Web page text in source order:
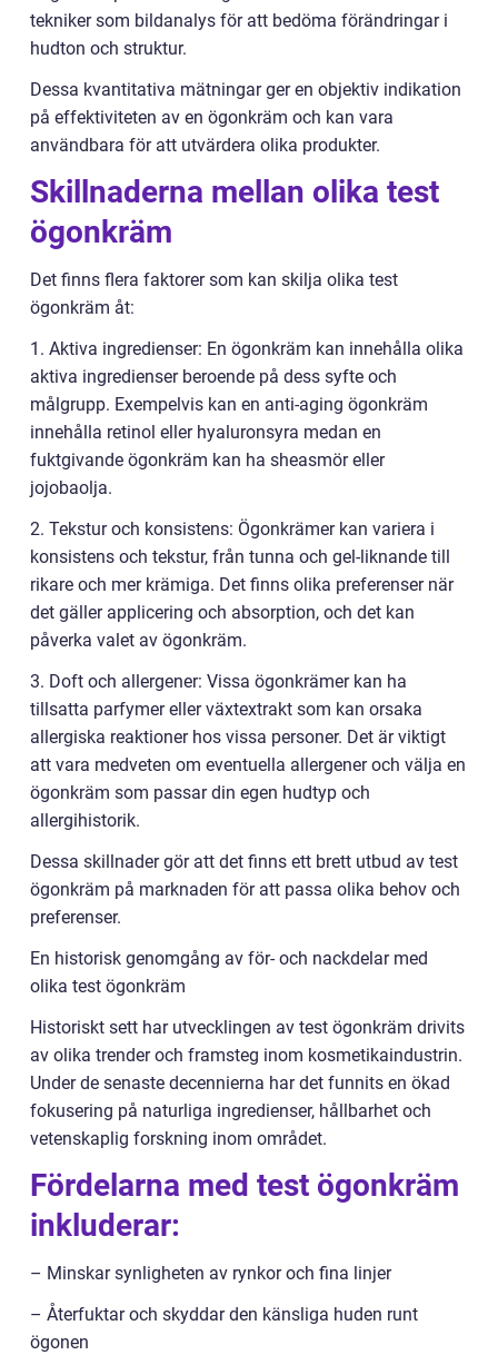
tekniker som bildanalys för att bedöma förändringar i
hudton och struktur.
Dessa kvantitativa mätningar ger en objektiv indikation
på effektiviteten av en ögonkräm och kan vara
användbara för att utvärdera olika produkter.
Skillnaderna mellan olika test
ögonkräm
Det finns flera faktorer som kan skilja olika test
ögonkräm åt:
1. Aktiva ingredienser: En ögonkräm kan innehålla olika
aktiva ingredienser beroende på dess syfte och
målgrupp. Exempelvis kan en anti-aging ögonkräm
innehålla retinol eller hyaluronsyra medan en
fuktgivande ögonkräm kan ha sheasmör eller
jojobaolja.
2. Tekstur och konsistens: Ögonkrämer kan variera i
konsistens och tekstur, från tunna och gel-liknande till
rikare och mer krämiga. Det finns olika preferenser när
det gäller applicering och absorption, och det kan
påverka valet av ögonkräm.
3. Doft och allergener: Vissa ögonkrämer kan ha
tillsatta parfymer eller växtextrakt som kan orsaka
allergiska reaktioner hos vissa personer. Det är viktigt
att vara medveten om eventuella allergener och välja en
ögonkräm som passar din egen hudtyp och
allergihistorik.
Dessa skillnader gör att det finns ett brett utbud av test
ögonkräm på marknaden för att passa olika behov och
preferenser.
En historisk genomgång av för- och nackdelar med
olika test ögonkräm
Historiskt sett har utvecklingen av test ögonkräm drivits
av olika trender och framsteg inom kosmetikaindustrin.
Under de senaste decennierna har det funnits en ökad
fokusering på naturliga ingredienser, hållbarhet och
vetenskaplig forskning inom området.
Fördelarna med test ögonkräm
inkluderar:
– Minskar synligheten av rynkor och fina linjer
– Återfuktar och skyddar den känsliga huden runt
ögonen